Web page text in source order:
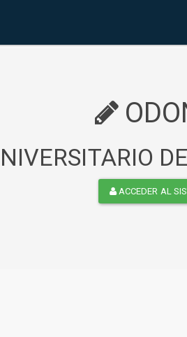
ACCEDER AL